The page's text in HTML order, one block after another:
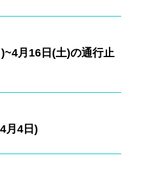
月16日(土)の通行止
月4日)